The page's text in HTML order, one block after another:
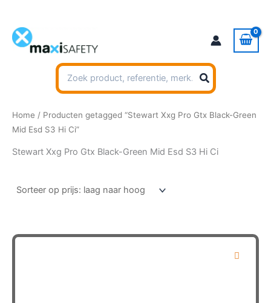
inhoud
Zoeken
naar:
Home / Producten getagged “Stewart Xxg Pro Gtx Black-Green
Mid Esd S3 Hi Ci”
Stewart Xxg Pro Gtx Black-Green Mid Esd S3 Hi Ci